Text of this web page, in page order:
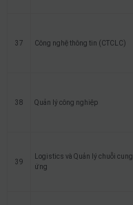
37 Công nghệ thông tin (CTCLC)
38 Quản lý công nghiệp
39
Logistics và Quản lý chuỗi cung
ứng